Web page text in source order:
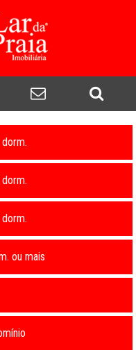
ou mais